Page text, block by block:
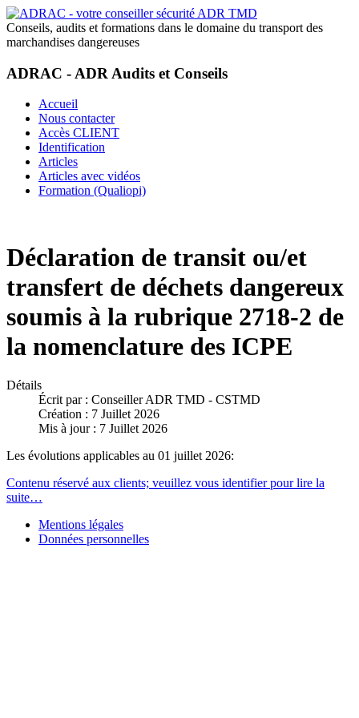
Conseils, audits et formations dans le domaine du transport des
marchandises dangereuses
ADRAC - ADR Audits et Conseils
Accueil
Nous contacter
Accès CLIENT
Identification
Articles
Articles avec vidéos
Formation (Qualiopi)
Déclaration de transit ou/et
transfert de déchets dangereux
soumis à la rubrique 2718-2 de
la nomenclature des ICPE
Détails
Écrit par : Conseiller ADR TMD - CSTMD
Création : 7 Juillet 2026
Mis à jour : 7 Juillet 2026
Les évolutions applicables au 01 juillet 2026:
Contenu réservé aux clients; veuillez vous identifier pour lire la
suite…
Mentions légales
Données personnelles